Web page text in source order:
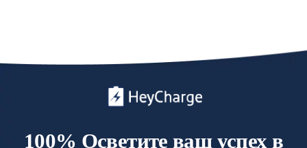
100% Осветите ваш успех в